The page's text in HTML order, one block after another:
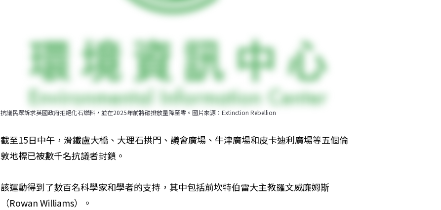
抗議民眾訴求英國政府拒絕化石燃料，並在2025年前將碳排放量降至零。圖片來源：Extinction Rebellion
截至15日中午，滑鐵盧大橋、大理石拱門、議會廣場、牛津廣場和皮卡迪利廣場等五個倫
敦地標已被數千名抗議者封鎖。
該運動得到了數百名科學家和學者的支持，其中包括前坎特伯雷大主教羅文威廉姆斯
（Rowan Williams）。